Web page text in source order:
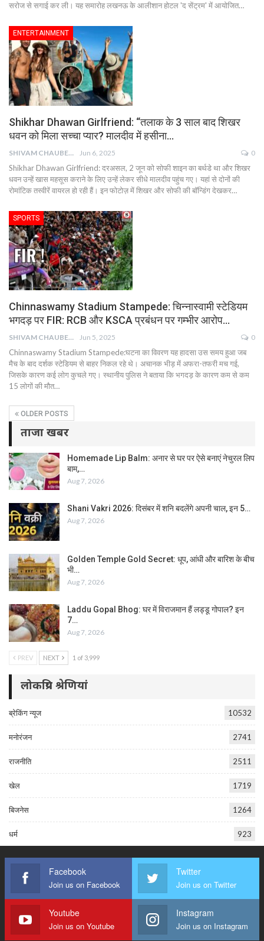
सरोज से सगाई कर ली। यह समारोह लखनऊ के आलीशान होटल 'द सेंट्रम' में आयोजित…
ENTERTAINMENT
Shikhar Dhawan Girlfriend: “तलाक के 3 साल बाद शिखर
धवन को मिला सच्चा प्यार? मालदीव में हसीना…
SHIVAM CHAUBEY Jun 6, 2025 0
Shikhar Dhawan Girlfriend: दरअसल, 2 जून को सोफी शाइन का बर्थडे था और शिखर
धवन उन्हें खास महसूस कराने के लिए उन्हें लेकर सीधे मालदीव पहुंच गए। यहां से दोनों की
रोमांटिक तस्वीरें वायरल हो रही हैं। इन फोटोज़ में शिखर और सोफी की बॉन्डिंग देखकर…
SPORTS
Chinnaswamy Stadium Stampede: चिन्नास्वामी स्टेडियम
भगदड़ पर FIR: RCB और KSCA प्रबंधन पर गम्भीर आरोप…
SHIVAM CHAUBEY Jun 5, 2025 0
Chinnaswamy Stadium Stampede:घटना का विवरण यह हादसा उस समय हुआ जब
मैच के बाद दर्शक स्टेडियम से बाहर निकल रहे थे। अचानक भीड़ में अफरा-तफरी मच गई,
जिसके कारण कई लोग कुचले गए। स्थानीय पुलिस ने बताया कि भगदड़ के कारण कम से कम
15 लोगों की मौत…
OLDER POSTS
ताजा खबर
Homemade Lip Balm: अनार से घर पर ऐसे बनाएं नेचुरल लिप
बाम,…
Aug 7, 2026
Shani Vakri 2026: दिसंबर में शनि बदलेंगे अपनी चाल, इन 5…
Aug 7, 2026
Golden Temple Gold Secret: धूप, आंधी और बारिश के बीच
भी…
Aug 7, 2026
Laddu Gopal Bhog: घर में विराजमान हैं लड्डू गोपाल? इन
7…
Aug 7, 2026
PREV NEXT 1 of 3,999
लोकप्रिय श्रेणियां
ब्रेकिंग न्यूज 10532
मनोरंजन 2741
राजनीति 2511
खेल 1719
बिजनेस 1264
धर्म 923
Facebook
Join us on Facebook
Twitter
Join us on Twitter
Youtube
Join us on Youtube
Instagram
Join us on Instagram